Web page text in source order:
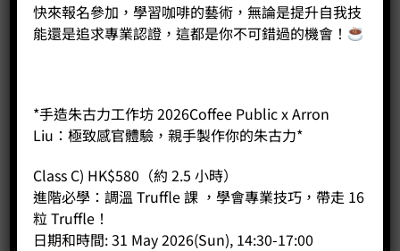
快來報名參加，學習咖啡的藝術，無論是提升自我技
能還是追求專業認證，這都是你不可錯過的機會！
*手造朱古力工作坊 2026Coffee Public x Arron
Liu：極致感官體驗，親手製作你的朱古力*
Class C) HK$580（約 2.5 小時）
進階必學：調溫 Truffle 課 ，學會專業技巧，帶走 16
粒 Truffle！
日期和時間: 31 May 2026(Sun), 14:30-17:00